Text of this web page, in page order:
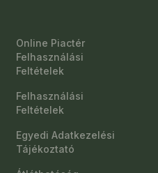
Online Piactér
Felhasználási
Feltételek
Felhasználási
Feltételek
Egyedi Adatkezelési
Tájékoztató